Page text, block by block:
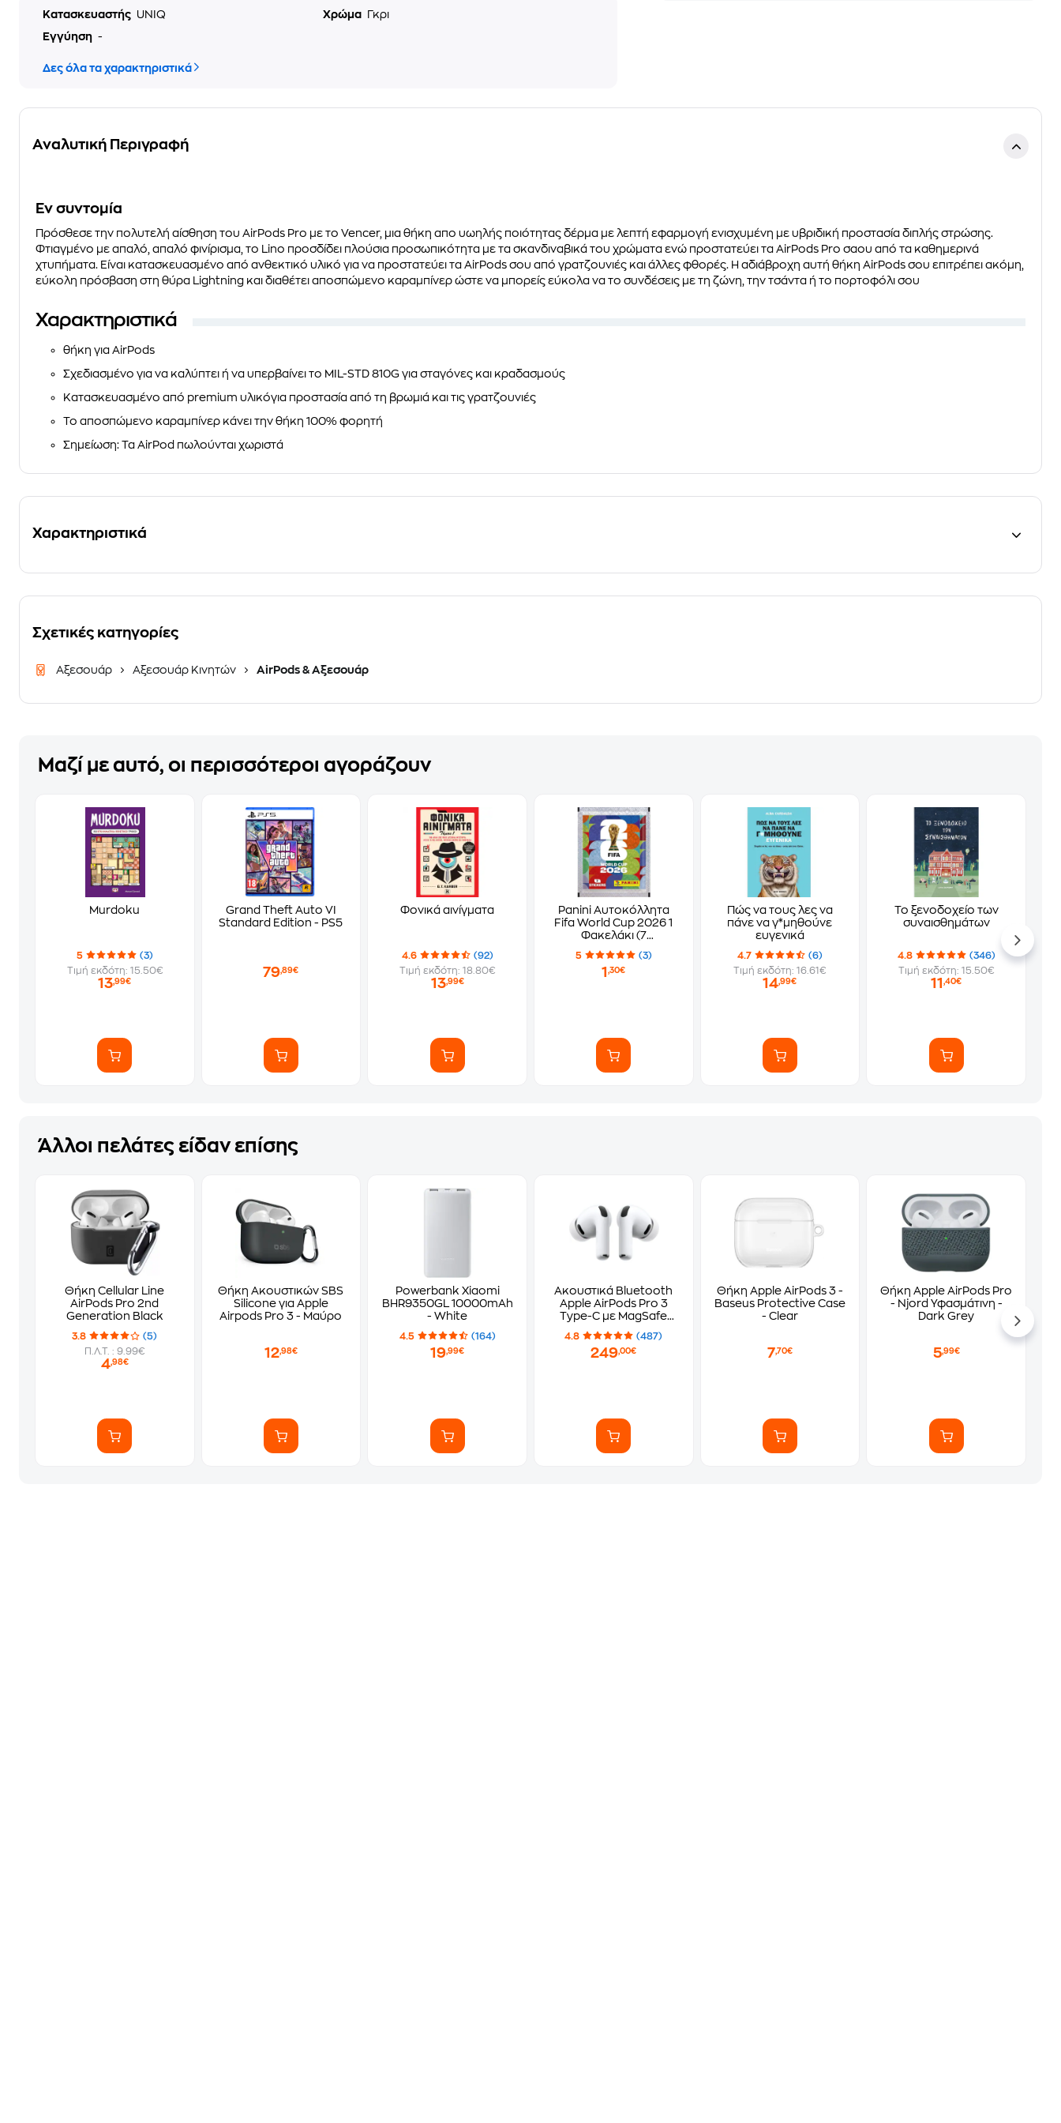
Κατασκευαστής UNIQ Χρώμα
Γκρι
Εγγύηση -
Δες όλα τα χαρακτηριστικά
Αναλυτική Περιγραφή
Eν συντομία
Πρόσθεσε την πολυτελή αίσθηση του AirPods Pro με το Vencer, μια θήκη απο υωηλής ποιότητας δέρμα με λεπτή εφαρμογή ενισχυμένη με υβριδική προστασία διπλής στρώσης.
Φτιαγμένο με απαλό, απαλό φινίρισμα, το Lino προσδίδει πλούσια προσωπικότητα με τα σκανδιναβικά του χρώματα ενώ προστατεύει τα AirPods Pro σαου από τα καθημερινά
χτυπήματα. Είναι κατασκευασμένο από ανθεκτικό υλικό για να προστατεύει τα AirPods σου από γρατζουνιές και άλλες φθορές. Η αδιάβροχη αυτή θήκη AirPods σου επιτρέπει ακόμη,
εύκολη πρόσβαση στη θύρα Lightning και διαθέτει αποσπώμενο καραμπίνερ ώστε να μπορείς εύκολα να το συνδέσεις με τη ζώνη, την τσάντα ή το πορτοφόλι σου
Χαρακτηριστικά
θήκη για AirPods
Σχεδιασμένο για να καλύπτει ή να υπερβαίνει το MIL-STD 810G για σταγόνες και κραδασμούς
Κατασκευασμένο από premium υλικόγια προστασία από τη βρωμιά και τις γρατζουνιές
Το αποσπώμενο καραμπίνερ κάνει την θήκη 100% φορητή
Σημείωση: Τα AirPod πωλούνται χωριστά
Χαρακτηριστικά
Σχετικές κατηγορίες
Αξεσουάρ Αξεσουάρ Κινητών AirPods & Αξεσουάρ
Μαζί με αυτό, οι περισσότεροι αγοράζουν
Murdoku
5
(3)
Τιμή εκδότη: 15.50€
13,99€
Grand Theft Auto VI
Standard Edition - PS5
79,89€
Φονικά αινίγματα
4.6
(92)
Τιμή εκδότη: 18.80€
13,99€
Panini Αυτοκόλλητα
Fifa World Cup 2026 1
Φακελάκι (7
Αυτοκόλλητα)
5 (3)
1,30€
Πώς να τους λες να
πάνε να γ*μηθούνε
ευγενικά
4.7
(6)
Τιμή εκδότη: 16.61€
14,99€
Το ξενοδοχείο των
συναισθημάτων
4.8
(346)
Τιμή εκδότη: 15.50€
11,40€
Άλλοι πελάτες είδαν επίσης
Θήκη Cellular Line
AirPods Pro 2nd
Generation Black
3.8
(5)
Π.Λ.Τ. : 9.99€
4,98€
Θήκη Ακουστικών SBS
Silicone για Apple
Airpods Pro 3 - Μαύρο
12,98€
Powerbank Xiaomi
BHR9350GL 10000mAh
- White
4.5 (164)
19,99€
Ακουστικά Bluetooth
Apple AirPods Pro 3
Type-C με MagSafe
Charging Case - White
4.8 (487)
249,00€
Θήκη Apple AirPods 3 -
Baseus Protective Case
- Clear
7,70€
Θήκη Apple AirPods Pro
- Njord Υφασμάτινη -
Dark Grey
5,99€